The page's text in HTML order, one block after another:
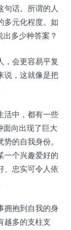
句话。所谓的人
多元化程度。如
多少种答案？
，会更容易平复
说，这就像是把
活中，都有一些
面向出现了巨大
的自我身份。
一个兴趣爱好的
、忠实可令人依
拥抱到自我的身
越多的支柱支